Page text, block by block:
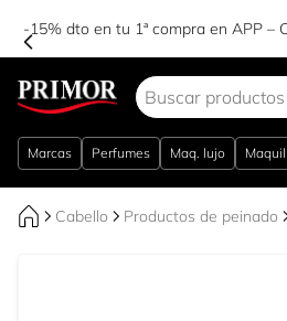
-15% dto en tu 1ª compra en APP –
Marcas Perfumes Maq. lujo
Cabello Productos de peinado